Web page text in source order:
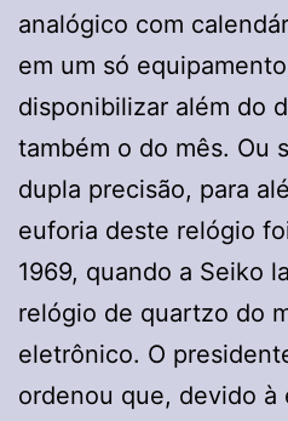
analógico com
em um só
disponibilizar além do
também o do mês. Ou
dupla precisão, para
euforia deste relógio
1969, quando a Seiko
relógio de quartzo do
eletrônico. O
ordenou que, devido à